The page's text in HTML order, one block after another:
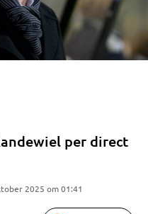
per direct
2025 om 01:41